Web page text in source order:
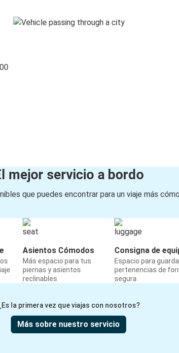
mejor servicio a bordo
que puedes encontrar para un viaje más
Asientos Cómodos
Más espacio para tus
piernas y asientos
reclinables
Consigna de
Espacio para
pertenencias de
segura
la primera vez que viajas con nosotros?
Más sobre nuestro servicio